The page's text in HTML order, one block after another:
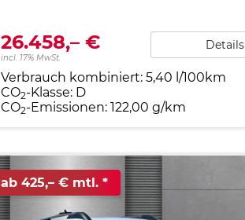
26.458,– €
incl. 17% MwSt.
Details
Verbrauch kombiniert: 5,40 l/100km
CO2-Klasse: D
CO2-Emissionen: 122,00 g/km
ab 425,– € mtl.